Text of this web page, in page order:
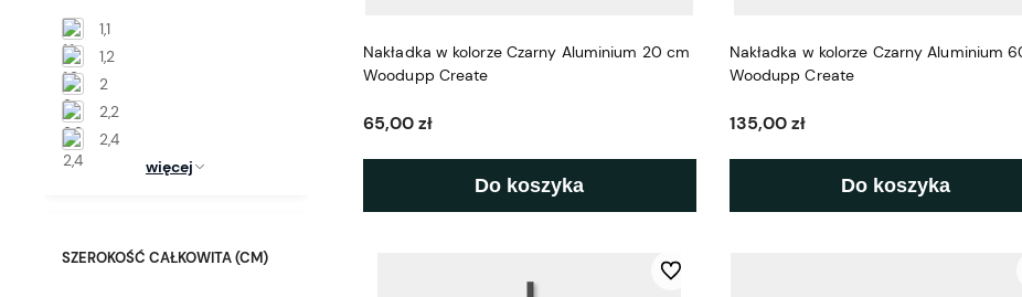
1,1
1,2
2
2,2
2,4
więcej
SZEROKOŚĆ CAŁKOWITA (CM)
Nakładka w kolorze Czarny Aluminium 20 cm
Woodupp Create
65,00 zł
Do koszyka
Nakładka w kolorze Czarny Aluminium
Woodupp Create
135,00 zł
Do koszyka
Do ulubionych